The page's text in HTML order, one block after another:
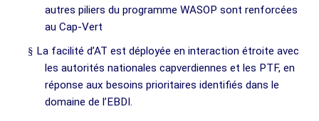
autres piliers du programme WASOP sont renforcées
au Cap-Vert
§ La facilité d’AT est déployée en interaction étroite avec
les autorités nationales capverdiennes et les PTF, en
réponse aux besoins prioritaires identifiés dans le
domaine de l’EBDI.